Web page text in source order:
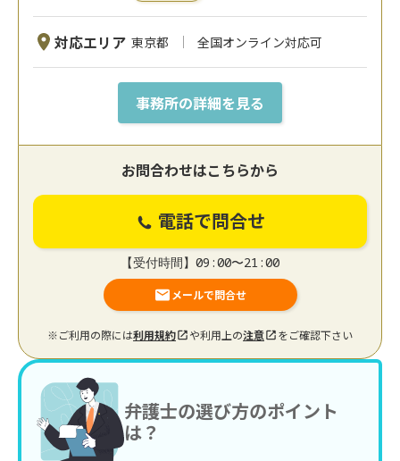
対応エリア 東京都 全国オンライン対応可
事務所の詳細を見る
お問合わせはこちらから
電話で問合せ
【受付時間】09:00〜21:00
メールで問合せ
※ご利用の際には利用規約 や利用上の注意 をご確認下さい
弁護士の選び方のポイント
は？